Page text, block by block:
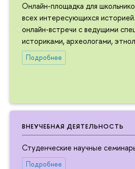
Онлайн-площадка для
всех интересующихся
онлайн-встречи с ведущими
историками, археологами,
Подробнее
ВНЕУЧЕБНАЯ ДЕЯТЕЛЬНОСТЬ
Студенческие научные
Подробнее